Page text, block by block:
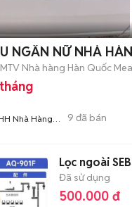
NGÂN NỮ NHÀ
Nhà hàng Hàn Quốc
Nhà Hàng
9 đã bán
Lọc ngoài
Đã sử dụng
500.000 đ